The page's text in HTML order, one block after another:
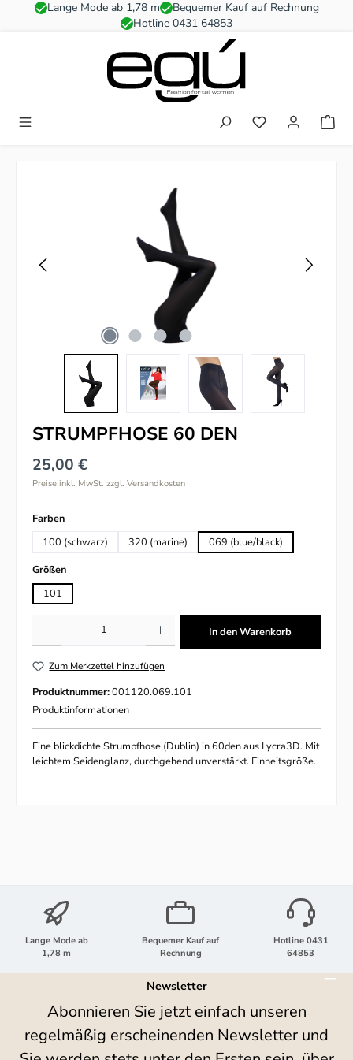
Zum Hauptinhalt springen
Lange Mode ab 1,78 m
Bequemer Kauf auf Rechnung
Hotline 0431 64853
Du hast 0
STRUMPFHOSE 60 DEN
25,00 €
Preise inkl. MwSt. zzgl. Versandkosten
Farbenauswählen
100 (schwarz)
320 (marine)
069 (blue/black)
Größenauswählen
101
In den Warenkorb
Zum Merkzettel hinzufügen
Produktnummer:001120.069.101
Produktinformationen
Eine blickdichte Strumpfhose (Dublin) in 60den aus Lycra3D. Mit
leichtem Seidenglanz, durchgehend unverstärkt. Einheitsgröße.
Lange Mode ab
1,78 m
Bequemer Kauf auf
Rechnung
Hotline 0431
64853
Newsletter
Abonnieren Sie jetzt einfach unseren
regelmäßig erscheinenden Newsletter und